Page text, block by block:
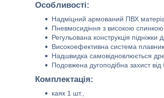
Особливості:
Надміцний армований ПВХ
Пневмосидіння з високою спинкою
Регульована конструкція
Високоефективна система
Надшвидка самовідновлюється
Подовжена дугоподібна захист
Комплектація:
каяк 1 шт.,